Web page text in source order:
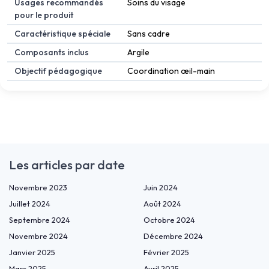
Usages recommandés
pour le produit
Soins du visage
Caractéristique spéciale
Sans cadre
Composants inclus
Argile
Objectif pédagogique
Coordination œil-main
Les articles par date
Novembre 2023
Juin 2024
Juillet 2024
Août 2024
Septembre 2024
Octobre 2024
Novembre 2024
Décembre 2024
Janvier 2025
Février 2025